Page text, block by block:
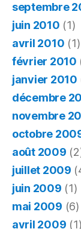
septembre
juin 2010 (1)
avril 2010 (1)
février 2010
janvier 2010
décembre
novembre
octobre
août 2009
juillet 2009
juin 2009 (1)
mai 2009 (6)
avril 2009 (1)